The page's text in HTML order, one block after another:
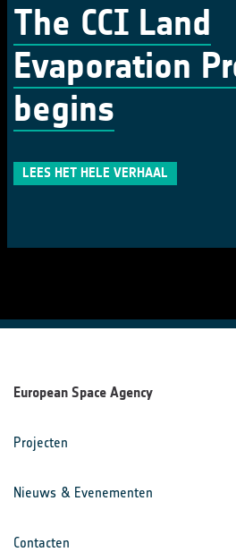
The CCI Land
Evaporation
begins
LEES HET HELE VERHAAL
European Space Agency
Projecten
Nieuws & Evenementen
Contacten